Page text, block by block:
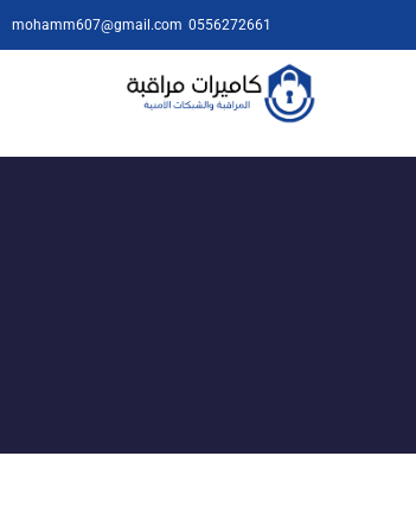
0556272661
mohamm607@gmail.com